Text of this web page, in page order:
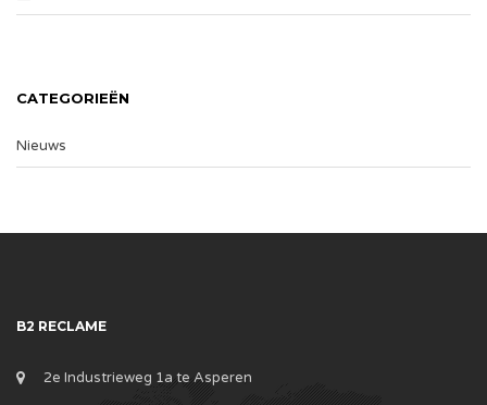
CATEGORIEËN
Nieuws
B2 RECLAME
2e Industrieweg 1a te Asperen